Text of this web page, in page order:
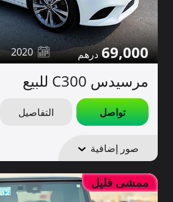
69,000
2020
مرسيدس C300 للبيع
تواصل التفاصيل
صور إضافية
ممشى قليل